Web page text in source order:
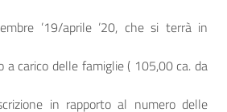
’19/aprile ’20, che si terrà in
carico delle famiglie ( 105,00 ca. da
in rapporto al numero delle